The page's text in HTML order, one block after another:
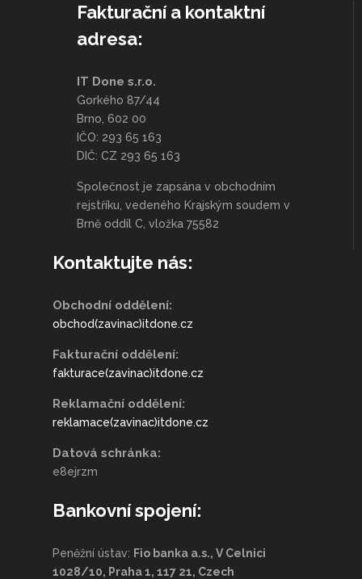
Fakturační a kontaktní
adresa:
IT Done s.r.o.
Gorkého 87/44
Brno, 602 00
IČO: 293 65 163
DIČ: CZ 293 65 163
Společnost je zapsána v obchodním
rejstříku, vedeného Krajským soudem v
Brně oddíl C, vložka 75582
Kontaktujte nás:
Obchodní oddělení:
obchod(zavinac)itdone.cz
Fakturační oddělení:
fakturace(zavinac)itdone.cz
Reklamační oddělení:
reklamace(zavinac)itdone.cz
Datová schránka:
e8ejrzm
Bankovní spojení:
Peněžní ústav: Fio banka a.s., V Celnici
1028/10, Praha 1, 117 21, Czech